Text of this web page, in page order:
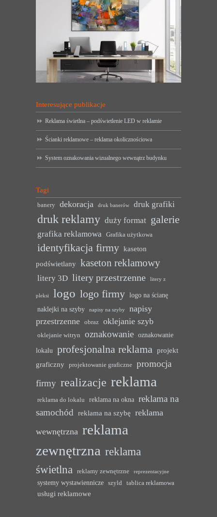
Interesujące publikacje
Reklama świetlna – podświetlenie LED w reklamie
Ścianki reklamowe – reklama okolicznościowa
System oznakowania wizualnego wewnątrz budynku
Tagi
banery dekoracja druk banerów druk grafiki
druk reklamy duży format galerie
grafika reklamowa Grafika użytkowa
identyfikacja firmy kaseton
podświetlany kaseton reklamowy
litery 3D litery przestrzenne litery z
pleksi logo logo firmy logo na ścianę
naklejki na szyby
napisy na szyby
napisy
przestrzenne
obraz oklejanie szyb
oklejanie witryn oznakowanie oznakowanie
lokalu profesjonalna reklama projekt
graficzny
projektowanie graficzne
promocja
firmy realizacje reklama
reklama do lokalu reklama na okna reklama na
samochód reklama na szybę reklama
wewnętrzna reklama
zewnętrzna reklama
świetlna
reklamy zewnętrzne reprezentacyjne
systemy wystawiennicze szyld tablica reklamowa
usługi reklamowe